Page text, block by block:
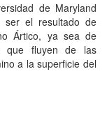
de Maryland
ser el resultado de
Ártico, ya sea de
que fluyen de las
a la superficie del